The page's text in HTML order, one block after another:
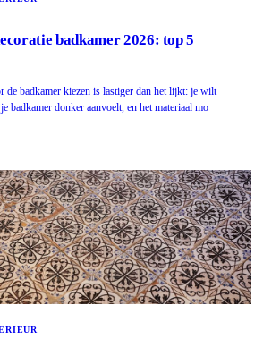
badkamer 2026: top 5
de badkamer kiezen is lastiger dan het lijkt: je wilt
badkamer donker aanvoelt, en het materiaal mo